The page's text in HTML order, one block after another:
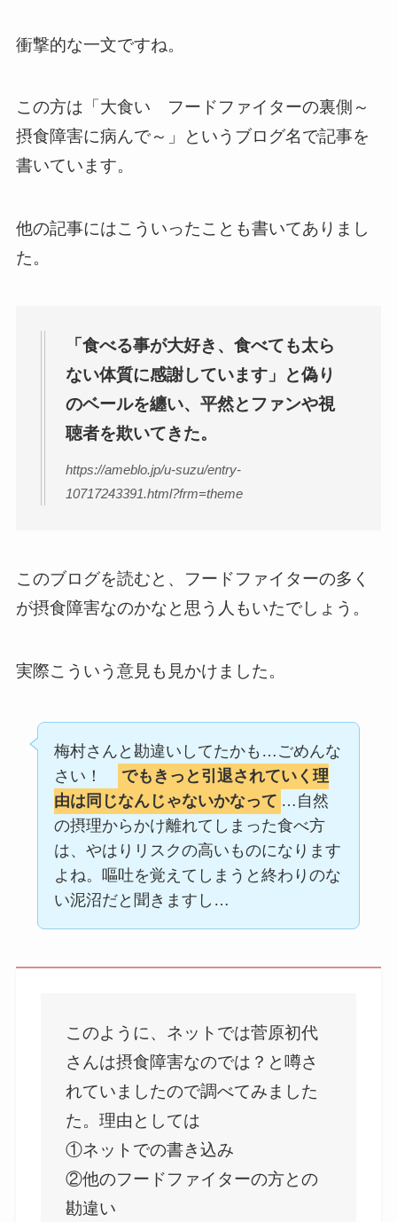
衝撃的な一文ですね。
この方は「大食い フードファイターの裏側～
摂食障害に病んで～」というブログ名で記事を
書いています。
他の記事にはこういったことも書いてありまし
た。
「食べる事が大好き、食べても太ら
ない体質に感謝しています」と偽り
のベールを纏い、平然とファンや視
聴者を欺いてきた。
https://ameblo.jp/u-suzu/entry-
10717243391.html?frm=theme
このブログを読むと、フードファイターの多く
が摂食障害なのかなと思う人もいたでしょう。
実際こういう意見も見かけました。
梅村さんと勘違いしてたかも…ごめんな
さい！
でもきっと引退されていく理
由は同じなんじゃないかなって …自然
の摂理からかけ離れてしまった食べ方
は、やはりリスクの高いものになります
よね。嘔吐を覚えてしまうと終わりのな
い泥沼だと聞きますし…
このように、ネットでは菅原初代
さんは摂食障害なのでは？と噂さ
れていましたので調べてみました
た。理由としては
①ネットでの書き込み
②他のフードファイターの方との
勘違い